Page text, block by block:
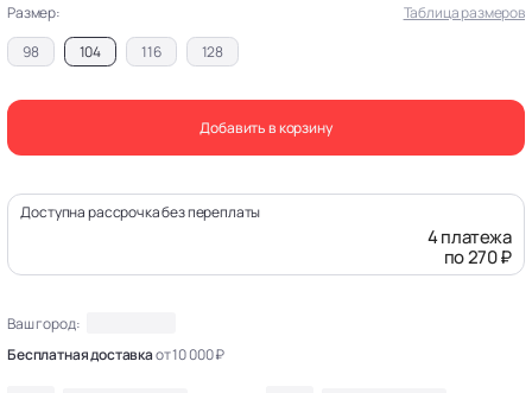
Размер:
Таблица размеров
98
104 116 128
Добавить в корзину
Доступна рассрочка без переплаты
4 платежа
по 270 ₽
Ваш город:
Бесплатная доставкаот 10 000 ₽